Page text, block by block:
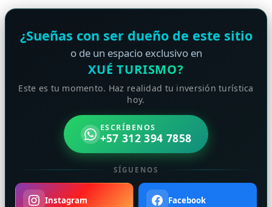
¿Sueñas con ser dueño de este sitio
o de un espacio exclusivo en
XUÉ TURISMO?
Este es tu momento. Haz realidad tu inversión turística
hoy.
ESCRÍBENOS
+57 312 394 7858
SÍGUENOS
Instagram Facebook